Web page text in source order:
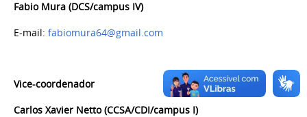
Fabio Mura (DCS/campus IV)
E-mail: fabiomura64@gmail.com
Vice-coordenador
Carlos Xavier Netto(CCSA/CDI/campus I)